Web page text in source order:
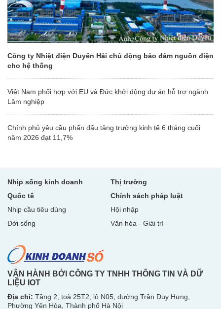
Công ty Nhiệt điện Duyên Hải chủ động bảo đảm nguồn điện
cho hệ thống
Việt Nam phối hợp với EU và Đức khởi động dự án hỗ trợ ngành
Lâm nghiệp
Chính phủ yêu cầu phấn đấu tăng trưởng kinh tế 6 tháng cuối
năm 2026 đạt 11,7%
Nhịp sống kinh doanh
Thị trường
Quốc tế
Chính sách pháp luật
Nhịp cầu tiêu dùng
Hội nhập
Đời sống
Văn hóa - Giải trí
VẬN HÀNH BỞI CÔNG TY TNHH THÔNG TIN VÀ DỮ
LIỆU IOT
Địa chỉ: Tầng 2, toà 25T2, lô N05, đường Trần Duy Hưng,
Phường Yên Hòa, Thành phố Hà Nội